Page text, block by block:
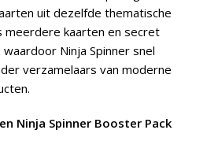
uit dezelfde thematische
meerdere kaarten en secret
Ninja Spinner snel
verzamelaars van moderne
Ninja Spinner Booster Pack